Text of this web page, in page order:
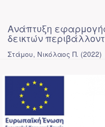
Ανάπτυξη
δεικτών
Στάμου, Νικόλαος Π. (2022)